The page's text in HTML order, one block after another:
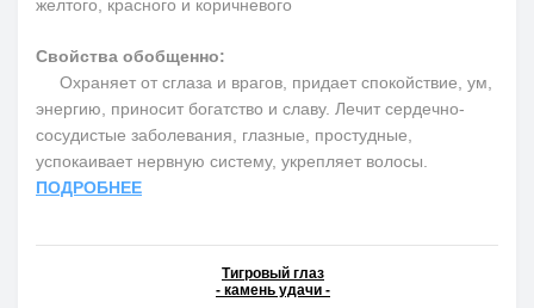
желтого, красного и коричневого
Свойства обобщенно:
Охраняет от сглаза и врагов, придает спокойствие, ум,
энергию, приносит богатство и славу. Лечит сердечно-
сосудистые заболевания, глазные, простудные,
успокаивает нервную систему, укрепляет волосы.
ПОДРОБНЕЕ
Тигровый глаз
- камень удачи -